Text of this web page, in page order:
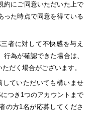
約にご同意いただいた上で
った時点で同意を得ている
者に対して不快感を与え
為が確認できた場合は、
だく場合がございます。
ていただいても構いませ
つき1つのアカウントまで
の方1名が応募してくださ